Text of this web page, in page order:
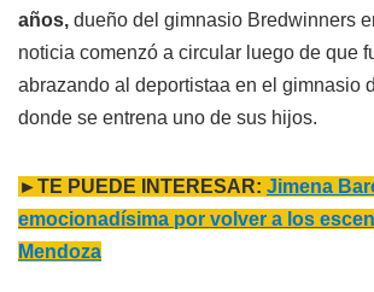
años, dueño del gimnasio Bredwinners
noticia comenzó a circular luego de que
abrazando al deportistaa en el gimnasio
donde se entrena uno de sus hijos.
►TE PUEDE INTERESAR: Jimena
emocionadísima por volver a los
Mendoza